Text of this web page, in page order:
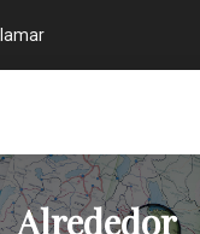
Llamar
Alrededor